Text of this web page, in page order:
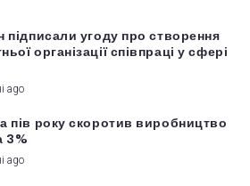
підписали угоду про створення
організації співпраці у сфері
ago
пів року скоротив виробництво
3%
ago